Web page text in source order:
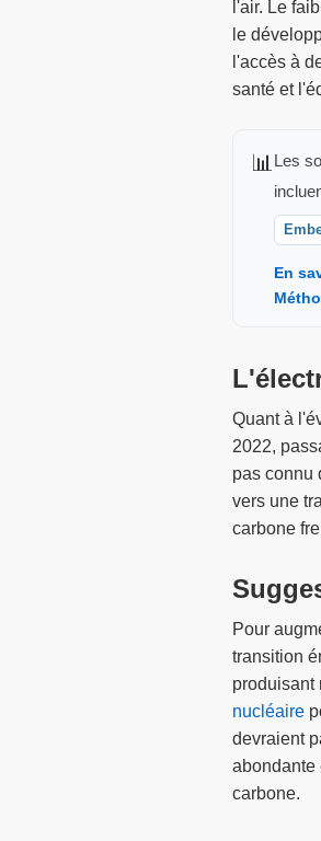
l'air. Le
le
l'accès à
santé et
📊 Les
En
Quant à
2022,
pas connu
vers une
carbone
Pour
transition
produisant
nucléaire
devraient
abondante
carbone.